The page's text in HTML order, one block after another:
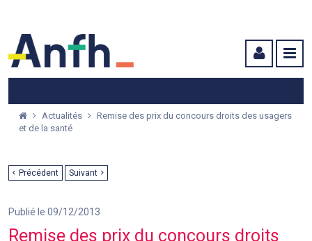
Actualités
Remise des prix du concours droits des usagers
et de la santé
Précédent Suivant
Publié le 09/12/2013
Remise des prix du concours droits